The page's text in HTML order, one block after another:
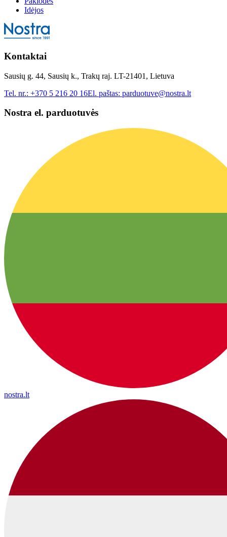
Idėjos
Kontaktai
Sausių g. 44, Sausių k., Trakų raj. LT-21401, Lietuva
Tel. nr.: +370 5 216 20 16El. paštas: parduotuve@nostra.lt
Nostra el. parduotuvės
nostra.lt